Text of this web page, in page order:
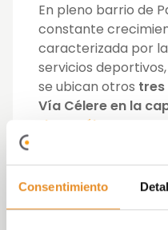
Consentimiento
En pleno barrio de
constante
caracterizada por
servicios
se ubican otros tres
Vía Célere en la
Llum
Célere Nox
En el barrio de
dinámica que